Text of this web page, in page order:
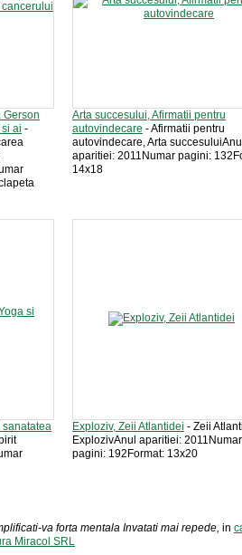
Gerson
ai -
Arta succesului, Afirmatii pentru
autovindecare - Afirmatii pentru
autovindecare, Arta
aparitiei: 2011Numar pagini:
14x18
sanatatea
Exploziv, Zeii Atlantidei - Zeii
ExplozivAnul aparitiei: 2011Numar
pagini: 192Format: 13x20
va forta mentala Invatati mai repede, in
Miracol SRL